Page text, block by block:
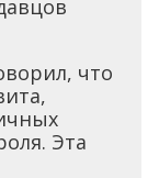
что
Эта